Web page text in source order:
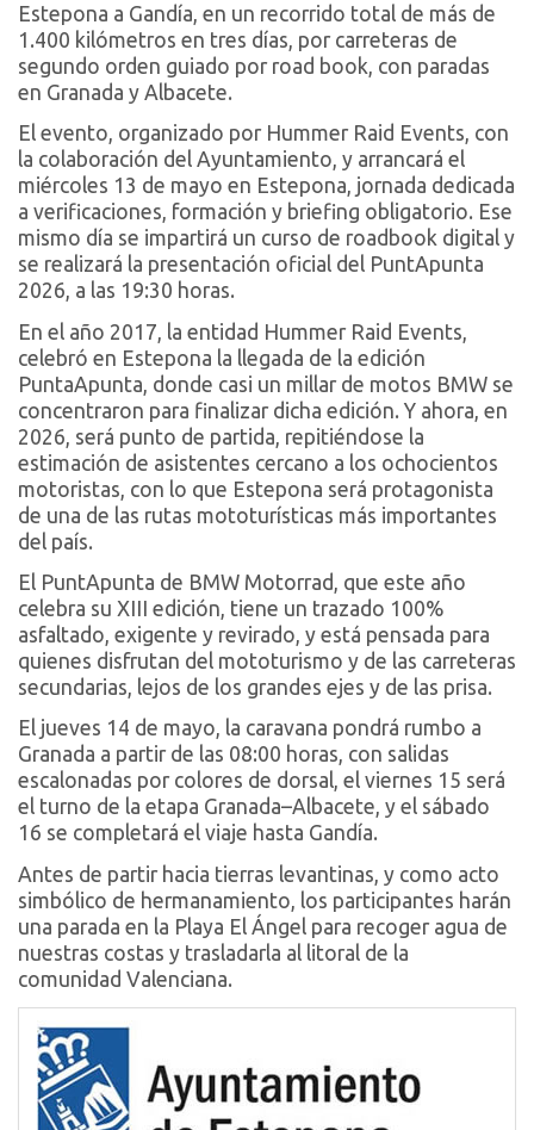
Estepona a Gandía, en un recorrido total de más de
1.400 kilómetros en tres días, por carreteras de
segundo orden guiado por road book, con paradas
en Granada y Albacete.
El evento, organizado por Hummer Raid Events, con
la colaboración del Ayuntamiento, y arrancará el
miércoles 13 de mayo en Estepona, jornada dedicada
a verificaciones, formación y briefing obligatorio. Ese
mismo día se impartirá un curso de roadbook digital y
se realizará la presentación oficial del PuntApunta
2026, a las 19:30 horas.
En el año 2017, la entidad Hummer Raid Events,
celebró en Estepona la llegada de la edición
PuntaApunta, donde casi un millar de motos BMW se
concentraron para finalizar dicha edición. Y ahora, en
2026, será punto de partida, repitiéndose la
estimación de asistentes cercano a los ochocientos
motoristas, con lo que Estepona será protagonista
de una de las rutas mototurísticas más importantes
del país.
El PuntApunta de BMW Motorrad, que este año
celebra su XIII edición, tiene un trazado 100%
asfaltado, exigente y revirado, y está pensada para
quienes disfrutan del mototurismo y de las carreteras
secundarias, lejos de los grandes ejes y de las prisa.
El jueves 14 de mayo, la caravana pondrá rumbo a
Granada a partir de las 08:00 horas, con salidas
escalonadas por colores de dorsal, el viernes 15 será
el turno de la etapa Granada–Albacete, y el sábado
16 se completará el viaje hasta Gandía.
Antes de partir hacia tierras levantinas, y como acto
simbólico de hermanamiento, los participantes harán
una parada en la Playa El Ángel para recoger agua de
nuestras costas y trasladarla al litoral de la
comunidad Valenciana.